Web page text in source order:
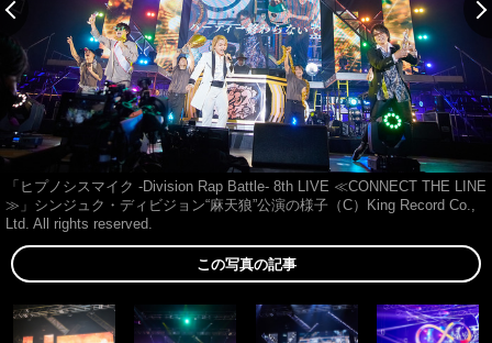
「ヒプノシスマイク -Division Rap Battle- 8th LIVE ≪CONNECT THE LINE
≫」シンジュク・ディビジョン“麻天狼”公演の様子（C）King Record Co.,
Ltd. All rights reserved.
この写真の記事